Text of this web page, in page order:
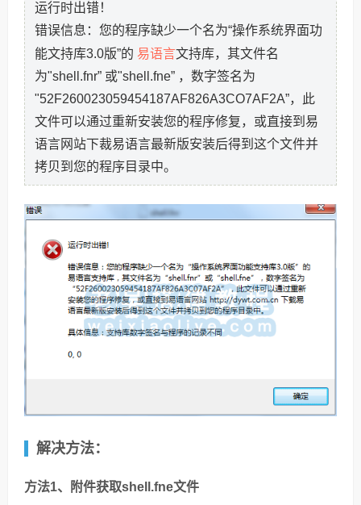
运行时出错！
错误信息：您的程序缺少一个名为“操作系统界面功
能文持库3.0版”的 易语言文持库，其文件名
为"shell.fnr” 或"shell.fne” ，数字签名为
"52F260023059454187AF826A3CO7AF2A”，此
文件可以通过重新安装您的程序修复，或直接到易
语言网站下裁易语言最新版安装后得到这个文件并
拷贝到您的程序目录中。
解决方法：
方法1、附件获取shell.fne文件